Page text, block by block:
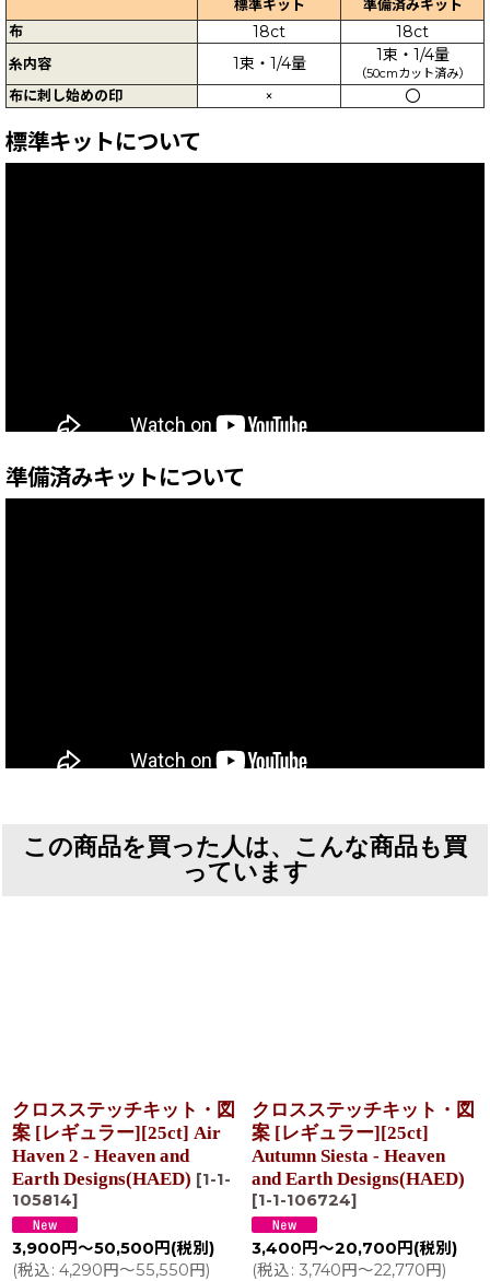
標準キット
準備済みキット
布
18ct 18ct
糸内容 1束・1/4量 1束・1/4量
（50cmカット済み）
布に刺し始めの印 × 〇
標準キットについて
準備済みキットについて
この商品を買った人は、こんな商品も買
っています
クロスステッチキット・図
案 [レギュラー][25ct] Air
Haven 2 - Heaven and
Earth Designs(HAED) [1-1-
105814]
3,900 円～50,500 円 (税別)
(税込: 4,290円～55,550円)
クロスステッチキット・図
案 [レギュラー][25ct]
Autumn Siesta - Heaven
and Earth Designs(HAED)
[1-1-106724]
3,400 円～20,700 円 (税別)
(税込: 3,740円～22,770円)